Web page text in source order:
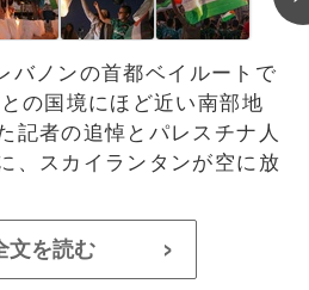
バノンの首都ベイルートで
の国境にほど近い南部地
記者の追悼とパレスチナ人
、スカイランタンが空に放
文を読む >